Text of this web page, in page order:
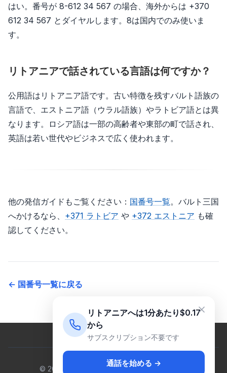
はい。番号が 8-612 34 567 の場合、海外からは +370
612 34 567 とダイヤルします。8は国内でのみ使いま
す。
リトアニアで話されている言語は何ですか？
公用語はリトアニア語です。古い特徴を残すバルト語族の
言語で、エストニア語（ウラル語族）やラトビア語とは異
なります。ロシア語は一部の高齢者や東部の町で話され、
英語は若い世代やビジネスで広く使われます。
他の発信ガイドもご覧ください： 国番号一覧。バルト三国
へかけるなら、 +371 ラトビア や +372 エストニア も確
認してください。
← 国番号一覧に戻る
© 2026 Venus Cloud Ltd. All rights reserved.
リトアニアへは1分あたり$0.17
から
サブスクリプション不要です
通話を始める →